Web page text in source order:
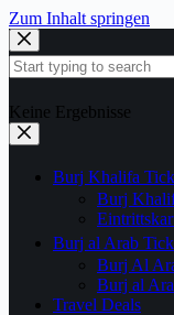
Zum Inhalt springen
Keine Ergebnisse
Burj Khalifa
Burj
Burj al Arab
Burj Al
Burj al
Travel Deals